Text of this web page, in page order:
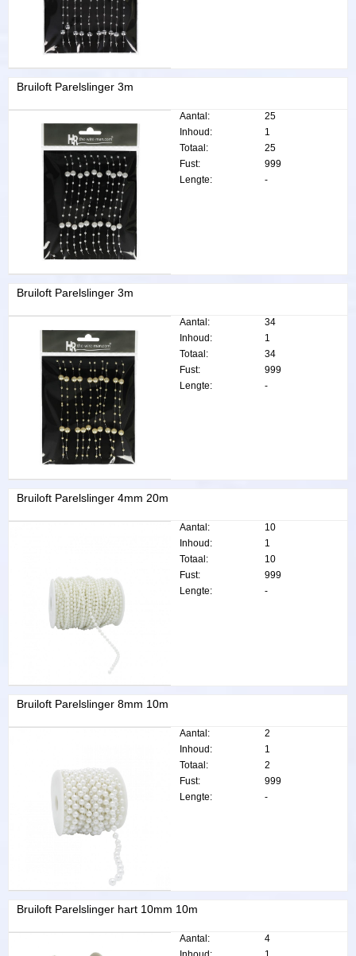
Bruiloft Parelslinger 3m
Aantal:
25
Inhoud:
1
Totaal:
25
Fust:
999
Lengte:
-
Bruiloft Parelslinger 3m
Aantal:
34
Inhoud:
1
Totaal:
34
Fust:
999
Lengte:
-
Bruiloft Parelslinger 4mm 20m
Aantal:
10
Inhoud:
1
Totaal:
10
Fust:
999
Lengte:
-
Bruiloft Parelslinger 8mm 10m
Aantal:
2
Inhoud:
1
Totaal:
2
Fust:
999
Lengte:
-
Bruiloft Parelslinger hart 10mm 10m
Aantal:
4